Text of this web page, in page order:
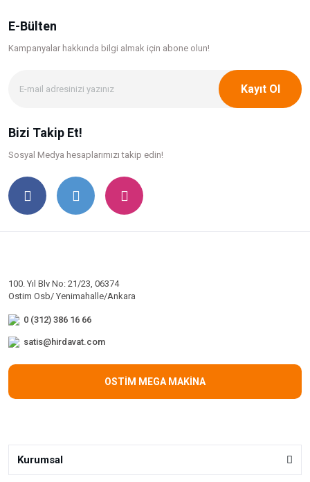
E-Bülten
Kampanyalar hakkında bilgi almak için abone olun!
Kayıt Ol
Bizi Takip Et!
Sosyal Medya hesaplarımızı takip edin!
100. Yıl Blv No: 21/23, 06374
Ostim Osb/ Yenimahalle/Ankara
0 (312) 386 16 66
satis@hirdavat.com
OSTİM MEGA MAKİNA
Kurumsal